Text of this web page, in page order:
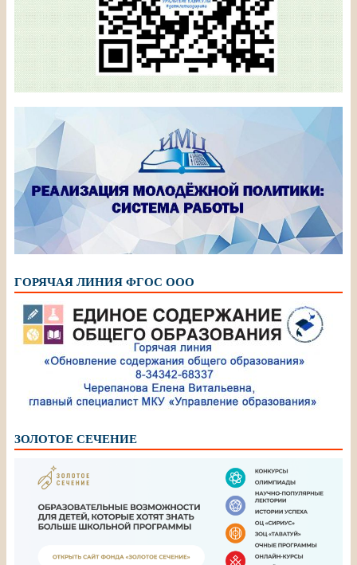
ГОРЯЧАЯ ЛИНИЯ ФГОС ООО
ЗОЛОТОЕ СЕЧЕНИЕ